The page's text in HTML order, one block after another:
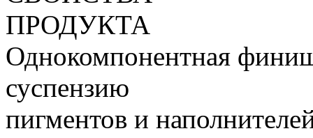
ПРОДУКТА
Однокомпонентная
суспензию
пигментов и